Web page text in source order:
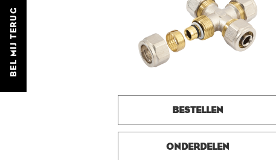
BEL MIJ TERUG
BESTELLEN
ONDERDELEN